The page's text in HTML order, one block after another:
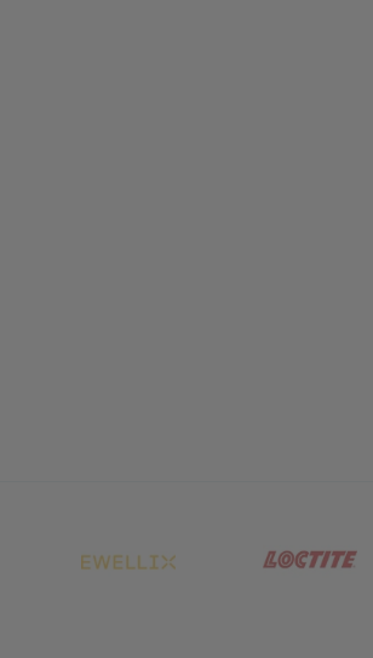
in neuem Tab)(öffnet in neuem Tab)